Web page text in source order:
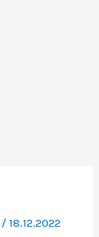
/ 18.12.2022